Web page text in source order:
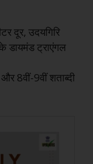
दूर, उदयगिरि
डायमंड ट्राएंगल
8वीं-9वीं शताब्दी